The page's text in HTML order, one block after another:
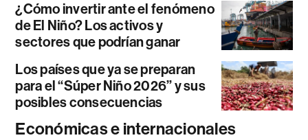
¿Cómo invertir ante el fenómeno
de El Niño? Los activos y
sectores que podrían ganar
Los países que ya se preparan
para el “Súper Niño 2026” y sus
posibles consecuencias
Económicas e internacionales